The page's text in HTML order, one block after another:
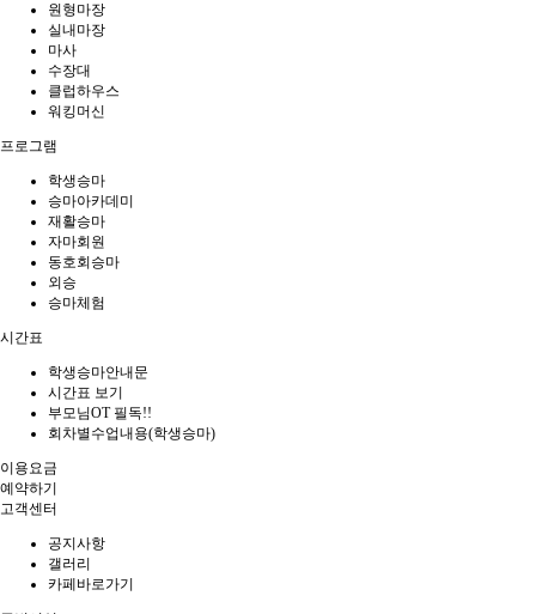
원형마장
실내마장
마사
수장대
클럽하우스
워킹머신
프로그램
학생승마
승마아카데미
재활승마
자마회원
동호회승마
외승
승마체험
시간표
학생승마안내문
시간표 보기
부모님OT 필독!!
회차별수업내용(학생승마)
이용요금
예약하기
고객센터
공지사항
갤러리
카페바로가기